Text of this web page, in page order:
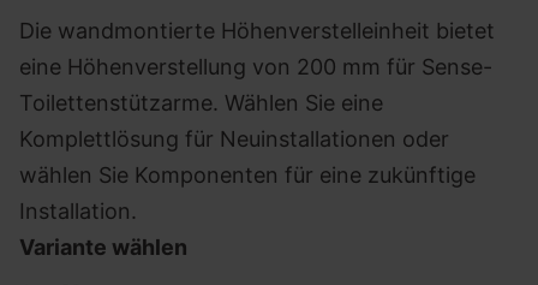
Die wandmontierte Höhenverstelleinheit bietet
eine Höhenverstellung von 200 mm für Sense-
Toilettenstützarme. Wählen Sie eine
Komplettlösung für Neuinstallationen oder
wählen Sie Komponenten für eine zukünftige
Installation.
Variante wählen